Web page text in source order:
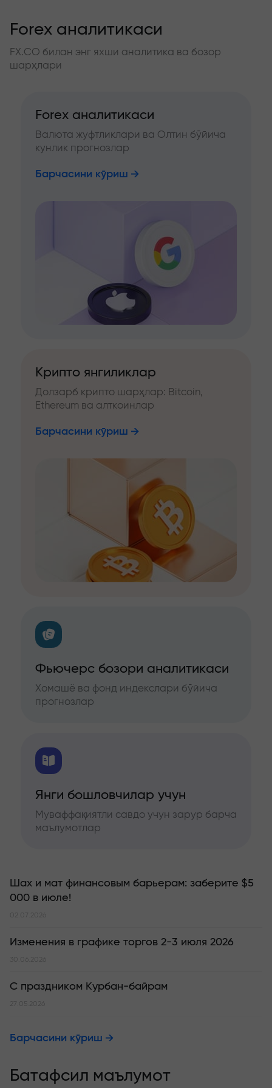
Forex аналитикаси
FX.CO билан энг яхши аналитика ва бозор
шарҳлари
Forex аналитикаси
Валюта жуфтликлари ва Олтин бўйича
кунлик прогнозлар
Барчасини кўриш
Крипто янгиликлар
Долзарб крипто шарҳлар: Bitcoin,
Ethereum ва алткоинлар
Барчасини кўриш
Фьючерс бозори аналитикаси
Хомашё ва фонд индекслари бўйича
прогнозлар
Янги бошловчилар учун
Муваффақиятли савдо учун зарур барча
маълумотлар
Шах и мат финансовым барьерам: заберите $5
000 в июле!
02.07.2026
Изменения в графике торгов 2-3 июля 2026
30.06.2026
С праздником Курбан-байрам
27.05.2026
Барчасини кўриш
Батафсил маълумот